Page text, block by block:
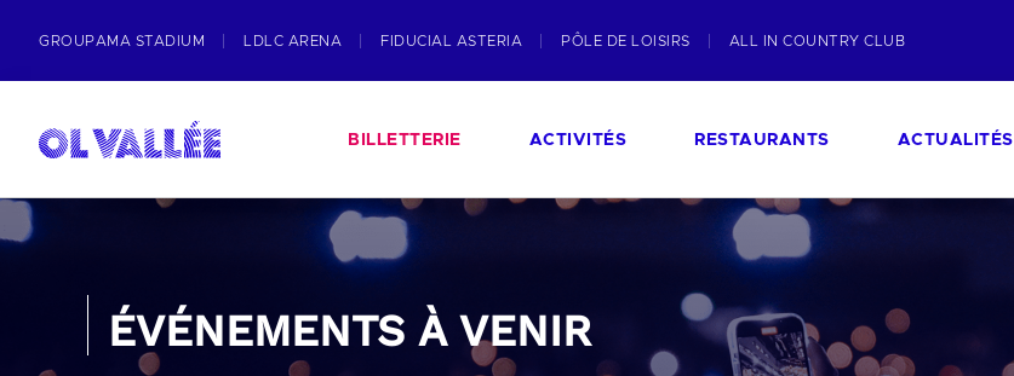
GROUPAMA STADIUM LDLC ARENA FIDUCIAL ASTERIA PÔLE DE LOISIRS ALL IN COUNTRY CLUB
BILLETTERIE ACTIVITÉS RESTAURANTS ACTUALITÉS
ÉVÉNEMENTS À VENIR